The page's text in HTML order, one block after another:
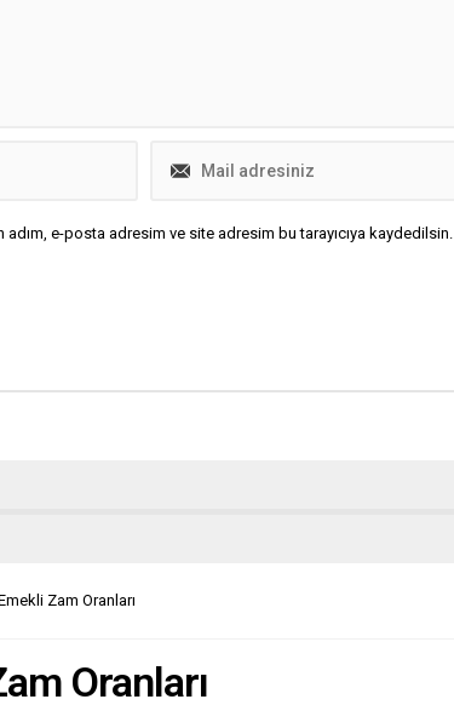
adım, e-posta adresim ve site adresim bu tarayıcıya kaydedilsin.
Zam Oranları
Oranları